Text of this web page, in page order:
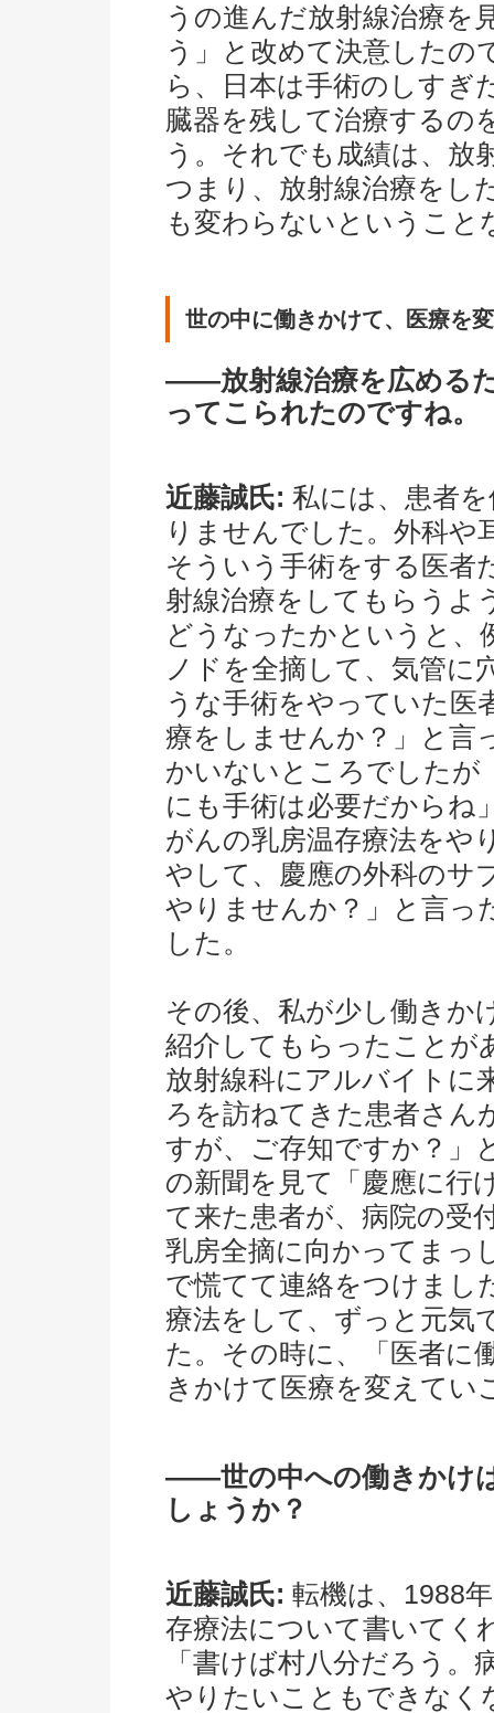
うの進んだ放射線治療を
う」と改めて決意したの
ら、日本は手術のしすぎ
臓器を残して治療するの
う。それでも成績は、放
つまり、放射線治療をし
も変わらないということ
世の中に働きかけて、医療を
――放射線治療を広める
ってこられたのですね。
近藤誠氏: 私には、患者
りませんでした。外科や
そういう手術をする医者
射線治療をしてもらうよ
どうなったかというと、
ノドを全摘して、気管
うな手術をやっていた医
療をしませんか？」と言
かいないところでしたが
にも手術は必要だからね
がんの乳房温存療法をや
やして、慶應の外科のサ
やりませんか？」と言っ
した。
その後、私が少し働きか
紹介してもらったことが
放射線科にアルバイトに
ろを訪ねてきた患者さん
すが、ご存知ですか？」
の新聞を見て「慶應に行
て来た患者が、病院の受
乳房全摘に向かってまっ
で慌てて連絡をつけまし
療法をして、ずっと元気
た。その時に、「医者に
きかけて医療を変えてい
――世の中への働きかけ
しょうか？
近藤誠氏: 転機は、1988
存療法について書いてく
「書けば村八分だろう
やりたいこともできなく